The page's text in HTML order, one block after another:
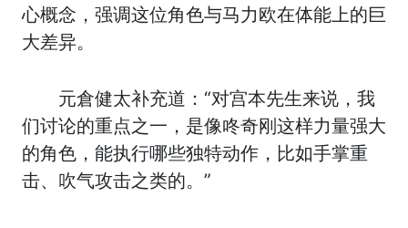
心概念，强调这位角色与马力欧在体能上的巨
大差异。
元倉健太补充道：“对宫本先生来说，我
们讨论的重点之一，是像咚奇刚这样力量强大
的角色，能执行哪些独特动作，比如手掌重
击、吹气攻击之类的。”